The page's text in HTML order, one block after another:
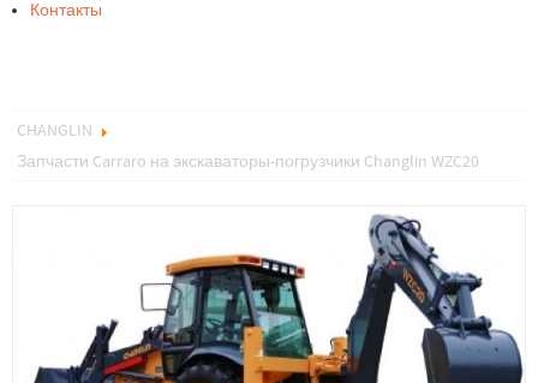
Контакты
CHANGLIN
Запчасти Carraro на экскаваторы-погрузчики Changlin WZC20